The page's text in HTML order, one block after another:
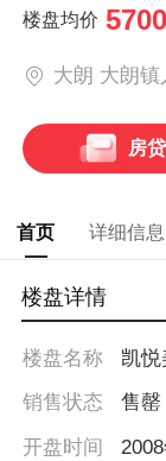
楼盘均价 5700
大朗 大朗镇
房
首页 详细信息
楼盘详情
楼盘名称
凯悦
销售状态
售罄
开盘时间